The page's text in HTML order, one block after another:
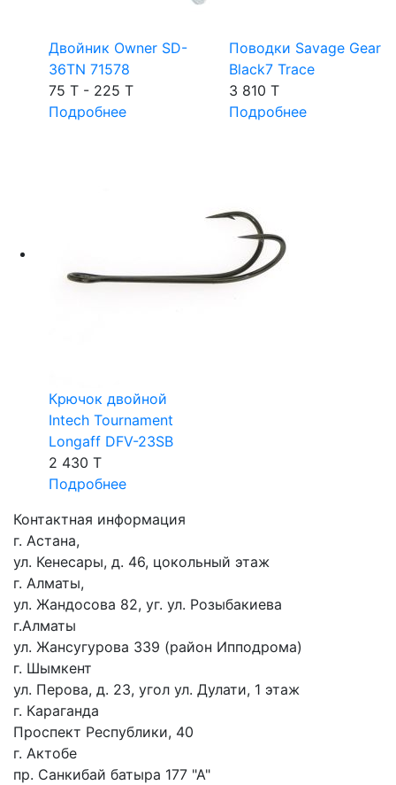
Двойник Owner SD-
36TN 71578
75 T - 225 T
Подробнее
Поводки Savage Gear
Black7 Trace
3 810 T
Подробнее
Крючок двойной
Intech Tournament
Longaff DFV-23SB
2 430 T
Подробнее
Контактная информация
г. Астана,
ул. Кенесары, д. 46, цокольный этаж
г. Алматы,
ул. Жандосова 82, уг. ул. Розыбакиева
г.Алматы
ул. Жансугурова 339 (район Ипподрома)
г. Шымкент
ул. Перова, д. 23, угол ул. Дулати, 1 этаж
г. Караганда
Проспект Республики, 40
г. Актобе
пр. Санкибай батыра 177 "А"